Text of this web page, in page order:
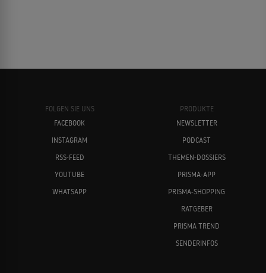
FOLGEN SIE UNS
FACEBOOK
INSTAGRAM
RSS-FEED
YOUTUBE
WHATSAPP
PRODUKTE
NEWSLETTER
PODCAST
THEMEN-DOSSIERS
PRISMA-APP
PRISMA-SHOPPING
RATGEBER
PRISMA TREND
SENDERINFOS